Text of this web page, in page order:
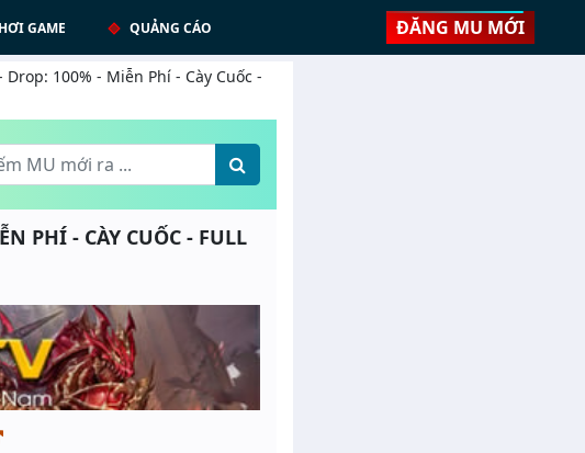
GAME QUẢNG CÁO ĐĂNG MU MỚI
100% - Miễn Phí - Cày Cuốc -
PHÍ - CÀY CUỐC - FULL